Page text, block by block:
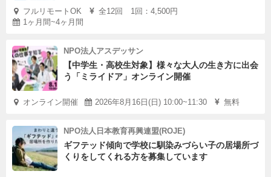
フルリモートOK
全12回 1回：4,500円
1ヶ月間~4ヶ月間
NPO法人アスデッサン
【中学生・高校生対象】様々な大人の生き方に出会
う「ミライドア」オンライン開催
オンライン開催 2026年8月16日(日) 10:00~11:30 無料
NPO法人日本教育再興連盟(ROJE)
ギフテッド傾向で学校に馴染みづらい子の居場所づ
くりをしてくれる方を募集しています